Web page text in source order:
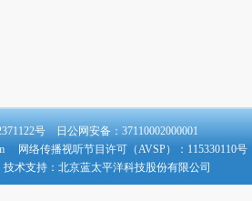
号日公网安备：37110002000001
网络传播视听节目许可（AVSP）：115330110号
术支持： 北京蓝太平洋科技股份有限公司